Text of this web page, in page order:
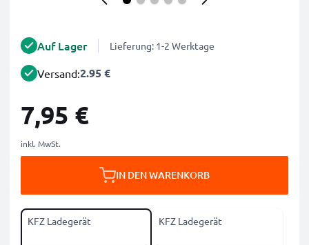
Auf Lager Lieferung: 1-2 Werktage
Versand:2.95 €
7,95 €
inkl. MwSt.
IN DEN WARENKORB
KFZ Ladegerät KFZ Ladegerät